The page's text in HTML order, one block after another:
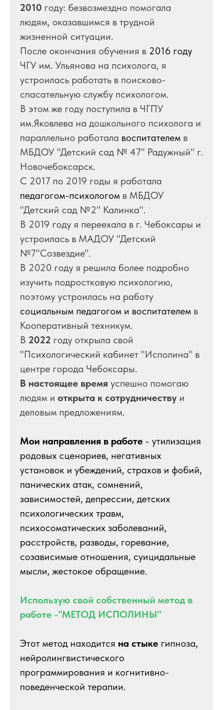
2010 году: безвозмездно помогала
людям, оказавшимся в трудной
жизненной ситуации.
После окончания обучения в 2016 году
ЧГУ им. Ульянова на психолога, я
устроилась работать в поисково-
спасательную службу психологом.
В этом же году поступила в ЧГПУ
им.Яковлева на дошкольного психолога и
параллельно работала воспитателем в
МБДОУ "Детский сад № 47" Радужный" г.
Новочебоксарск.
С 2017 по 2019 годы я работала
педагогом-психологом в МБДОУ
"Детский сад №2" Калинка".
В 2019 году я переехала в г. Чебоксары и
устроилась в МАДОУ "Детский
№7"Созвездие".
В 2020 году я решила более подробно
изучить подростковую психологию,
поэтому устроилась на работу
социальным педагогом и воспитателем в
Кооперативный техникум.
В 2022 году открыла свой
"Психологический кабинет "Исполина" в
центре города Чебоксары.
В настоящее время успешно помогаю
людям и открыта к сотрудничеству и
деловым предложениям.
Мои направления в работе - утилизация
родовых сценариев, негативных
установок и убеждений, страхов и фобий,
панических атак, сомнений,
зависимостей, депрессии, детских
психологических травм,
психосоматических заболеваний,
расстройств, разводы, горевание,
созависимые отношения, суицидальные
мысли, жестокое обращение.
Использую свой собственный метод в
работе -"МЕТОД ИСПОЛИНЫ"
Этот метод находится на стыке гипноза,
нейролингвистического
программирования и когнитивно-
поведенческой терапии.